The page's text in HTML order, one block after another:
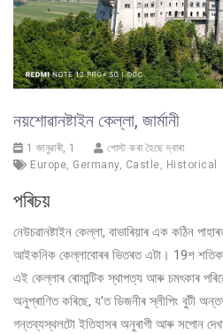
নয়শোৱানষ্টাইন কেল্লা, জাৰ্মানী
1 জানুৱাৰী, 1
পোস্ট কৰা হৈছে দ্বাৰা
Europe, Germany, Castle, Historical
পৰিচয়
নেউচৱানষ্টাইন কেল্লা, বাভাৰিয়াৰ এক কঠিন
আইকনিক কেল্লাবোৰৰ ভিতৰত এটা। 19শ শতিকাত
এই কেল্লাৰ ৰোমান্টিক স্থাপত্য আৰু চমৎকাৰ
অনুপ্ৰাণিত কৰিছে, য’ত ডিজনীৰ স্লীপিং বুটী
গন্তব্যস্থলটো ইতিহাসৰ অনুৰাগী আৰু সপোন